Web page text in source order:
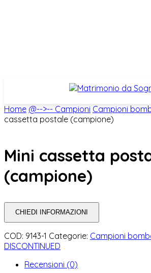
Home @-->-- Campioni Campioni
cassetta postale (campione)
Mini cassetta
(campione)
CHIEDI INFORMAZIONI
COD: 9143-1 Categorie: Campioni
DISCONTINUED
Recensioni (0)